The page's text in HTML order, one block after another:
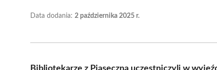
Data dodania: 2 października 2025 r.